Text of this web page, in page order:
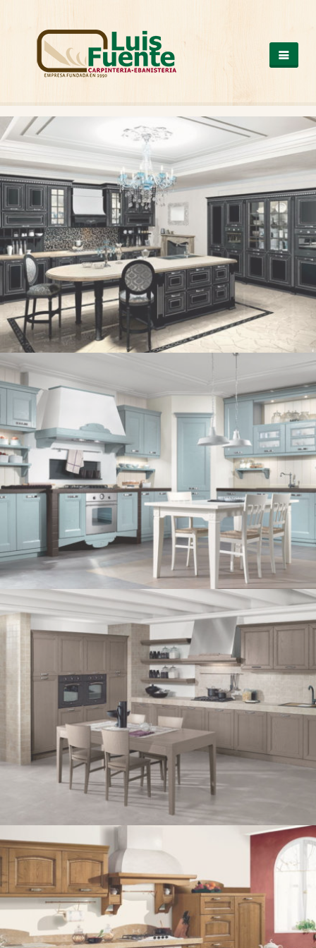
COCINAS
OTROS PRODUCTOS
ARMARIOS DE MADERA
CASAS DE MADERA
ESCALERAS DE MADERA
ESTRUCTURAS DE MADERA
MESAS DE MADERA
PUERTAS DE MADERA
SUELOS DE MADERA
TRABAJOS A MEDIDA
VENTANAS DE ALUMINIO Y PVC
NUESTROS TRABAJOS
CONTACTO
VIKTORIA
GIOIOSA
OPERA